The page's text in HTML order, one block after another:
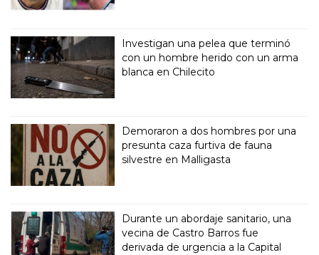
Investigan una pelea que terminó
con un hombre herido con un arma
blanca en Chilecito
Demoraron a dos hombres por una
presunta caza furtiva de fauna
silvestre en Malligasta
Durante un abordaje sanitario, una
vecina de Castro Barros fue
derivada de urgencia a la Capital